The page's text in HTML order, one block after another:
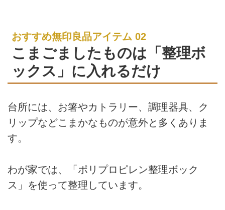
おすすめ無印良品アイテム 02
こまごましたものは「整理ボ
ックス」に入れるだけ
台所には、お箸やカトラリー、調理器具、ク
リップなどこまかなものが意外と多くありま
す。
わが家では、「ポリプロピレン整理ボック
ス」を使って整理しています。